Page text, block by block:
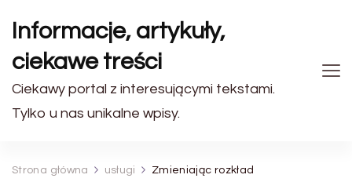
Informacje, artykuły,
ciekawe treści
Ciekawy portal z interesującymi tekstami.
Tylko u nas unikalne wpisy.
Strona główna usługi
Zmieniając rozkład